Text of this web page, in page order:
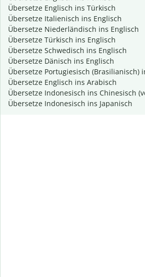
Übersetze Englisch ins Türkisch
Übersetze Italienisch ins Englisch
Übersetze Niederländisch ins Englisch
Übersetze Türkisch ins Englisch
Übersetze Schwedisch ins Englisch
Übersetze Dänisch ins Englisch
Übersetze Portugiesisch (Brasilianisch)
Übersetze Englisch ins Arabisch
Übersetze Indonesisch ins Chinesisch
Übersetze Indonesisch ins Japanisch